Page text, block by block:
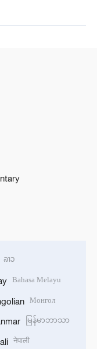
ລາວ
Bahasa Melayu
Монгол
မြန်မာဘာသာ
नेपाली